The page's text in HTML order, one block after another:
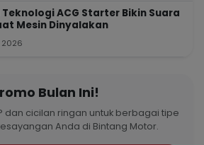
Teknologi ACG Starter Bikin Suara
Mesin Dinyalakan
Bulan Ini!
dan cicilan ringan untuk berbagai tipe
Anda di Bintang Motor.